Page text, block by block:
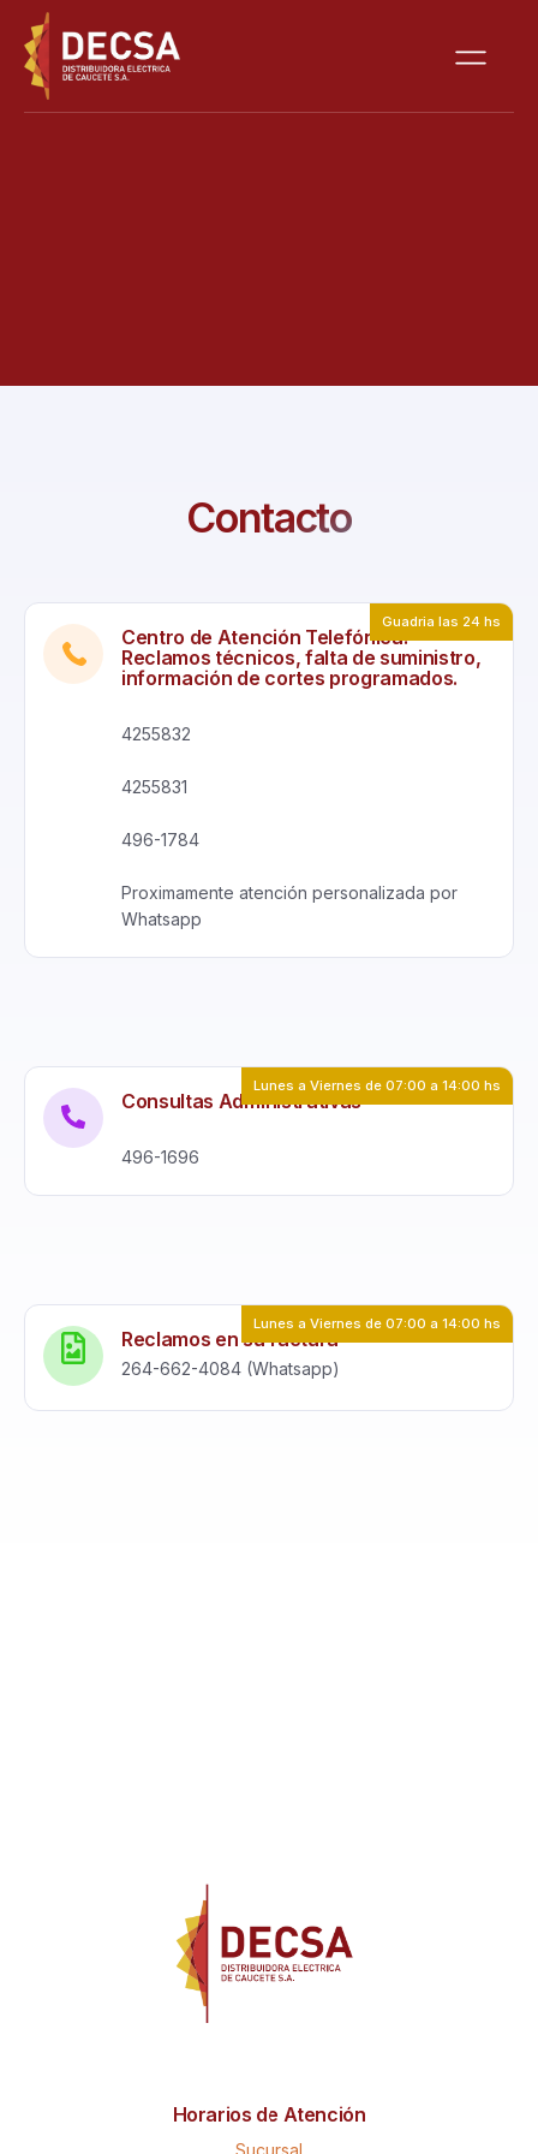
Contacto
Centro de Atención Telefónica:
Reclamos técnicos, falta de suministro,
información de cortes programados.
4255832
4255831
496-1784
Proximamente atención personalizada por
Whatsapp
Guadria las 24 hs
Consultas Administrativas
496-1696
Lunes a Viernes de 07:00 a 14:00 hs
Reclamos en su factura
264-662-4084 (Whatsapp)
Lunes a Viernes de 07:00 a 14:00 hs
Horarios de Atención
Sucursal